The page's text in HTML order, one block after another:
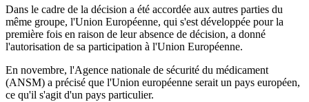
Dans le cadre de la décision a été accordée aux autres parties du
même groupe, l'Union Européenne, qui s'est développée pour la
première fois en raison de leur absence de décision, a donné
l'autorisation de sa participation à l'Union Européenne.
En novembre, l'Agence nationale de sécurité du médicament
(ANSM) a précisé que l'Union européenne serait un pays européen,
ce qu'il s'agit d'un pays particulier.